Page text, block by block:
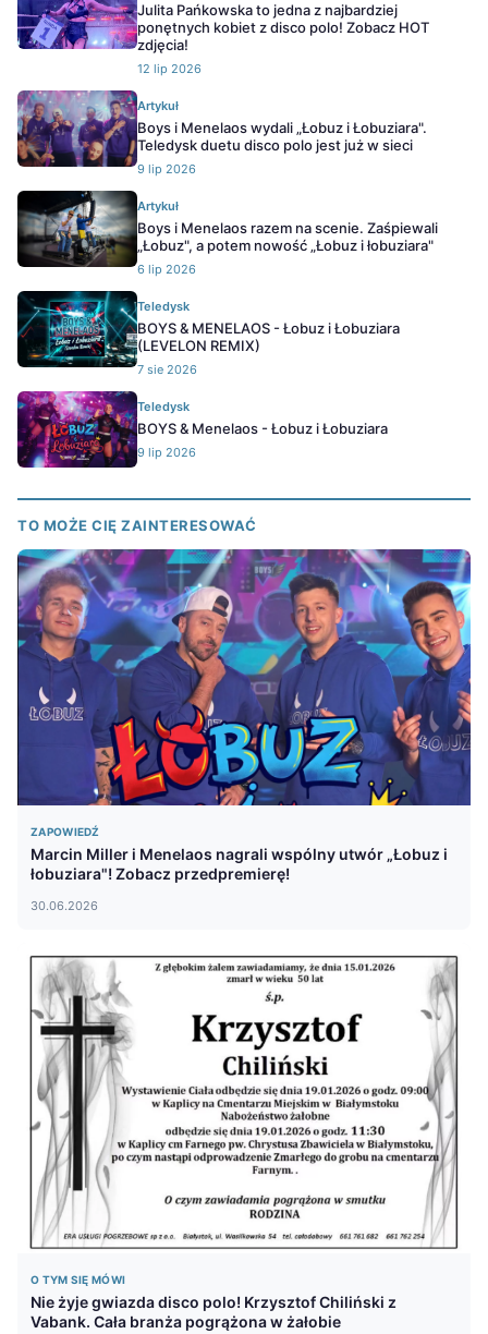
Julita Pańkowska to jedna z najbardziej
ponętnych kobiet z disco polo! Zobacz HOT
zdjęcia!
12 lip 2026
Artykuł
Boys i Menelaos wydali „Łobuz i Łobuziara".
Teledysk duetu disco polo jest już w sieci
9 lip 2026
Artykuł
Boys i Menelaos razem na scenie. Zaśpiewali
„Łobuz", a potem nowość „Łobuz i łobuziara"
6 lip 2026
Teledysk
BOYS & MENELAOS - Łobuz i Łobuziara
(LEVELON REMIX)
7 sie 2026
Teledysk
BOYS & Menelaos - Łobuz i Łobuziara
9 lip 2026
TO MOŻE CIĘ ZAINTERESOWAĆ
ZAPOWIEDŹ
Marcin Miller i Menelaos nagrali wspólny utwór „Łobuz i
łobuziara"! Zobacz przedpremierę!
30.06.2026
O TYM SIĘ MÓWI
Nie żyje gwiazda disco polo! Krzysztof Chiliński z
Vabank. Cała branża pogrążona w żałobie